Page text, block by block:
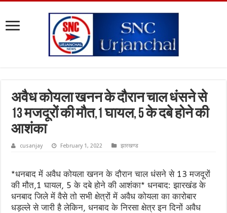
अवैध कोयला खनन के दौरान चाल धंसने से
13 मजदूरों की मौत,1 घायल, 5 के दबे होने की
आशंका
cusanjay February 1, 2022 झारखण्ड
*धनबाद में अवैध कोयला खनन के दौरान चाल धंसने से 13 मजदूरों
की मौत,1 घायल, 5 के दबे होने की आशंका* धनबाद: झारखंड के
धनबाद जिले में वैसे तो सभी क्षेत्रों में अवैध कोयला का कारोबार
धड़ल्ले से जारी है लेकिन, धनबाद के निरसा क्षेत्र इन दिनों अवैध